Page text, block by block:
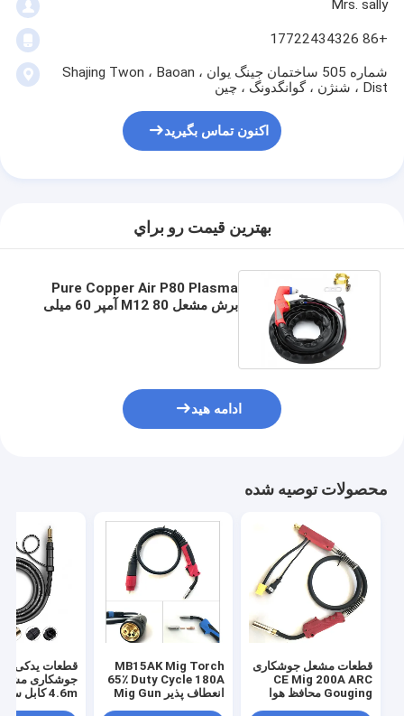
Mrs. sally
+86 17722434326
شماره 505 ساختمان جینگ یوان ، Shajing Twon ، Baoan
Dist ، شنژن ، گوانگدونگ ، چین
اکنون تماس بگیرید
بهترين قيمت رو براي
Pure Copper Air P80 Plasma
برش مشعل M12 80 آمپر 60 میلی
ادامه هید
محصولات توصیه شده
قطعات مشعل جوشکاری
CE Mig 200A ARC
Gouging محافظ هوا
MB15AK Mig Torch
65٪ Duty Cycle 180A
انعطاف پذیر Mig Gun
قطعات یدکی